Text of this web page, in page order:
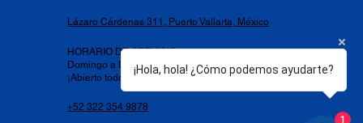
​Lázaro Cárdenas 311, Puerto Vallarta, México
HORARIO DE SERVICIO​
Domingo a Domingo de 6:00 pm a 12:00 am
¡Abierto todos los días para ti!
+52 322 354 9878
¡Hola, hola! ¿Cómo podemos ayudarte?
1